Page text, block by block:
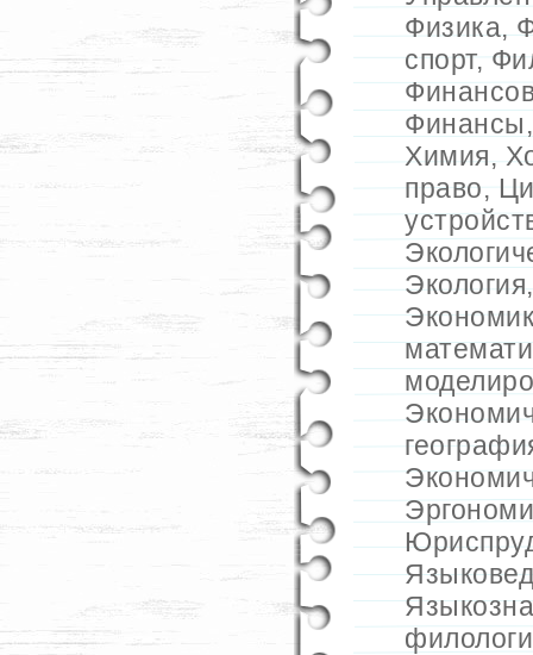
Физика,
спорт,
Финансы
Химия,
право,
Экология